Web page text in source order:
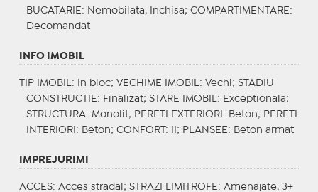
BUCATARIE : Nemobilata, Inchisa; COMPARTIMENTARE :
Decomandat
INFO IMOBIL
TIP IMOBIL : In bloc; VECHIME IMOBIL : Vechi; STADIU
CONSTRUCTIE : Finalizat; STARE IMOBIL : Exceptionala;
STRUCTURA: Monolit; PERETI EXTERIORI : Beton; PERETI
INTERIORI : Beton; CONFORT : II; PLANSEE : Beton armat
IMPREJURIMI
ACCES: Acces stradal; STRAZI LIMITROFE : Amenajate, 3+